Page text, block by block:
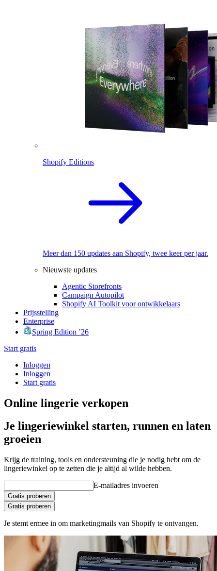
Shopify Editions
Meer dan 150 updates aan Shopify, twee keer per jaar.
Nieuwste updates
Agentic Storefronts
Campaign Autopilot
Shopify AI Toolkit voor ontwikkelaars
Prijsstelling
Enterprise
Spring Edition ’26
Start gratis
Inloggen
Inloggen
Start gratis
Online lingerie verkopen
Je lingeriewinkel starten, runnen en laten
groeien
Krijg de training, tools en ondersteuning die je nodig hebt om de
lingeriewinkel op te zetten die je altijd al wilde hebben.
E-mailadres invoeren
Gratis proberen
Gratis proberen
Je stemt ermee in om marketingmails van Shopify te ontvangen.